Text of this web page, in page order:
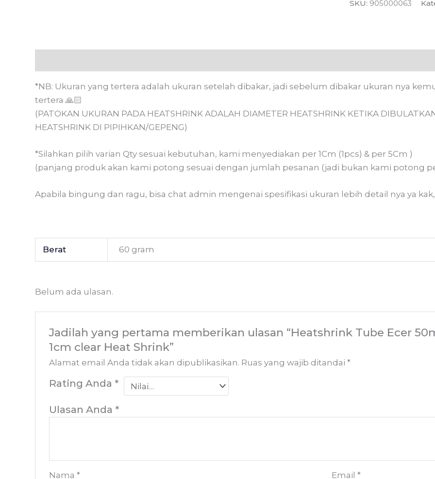
SKU: 905000063
*NB: Ukuran yang tertera adalah ukuran setelah dibakar, jadi sebelum dibakar ukuran nya
tertera 🙏🏻
(PATOKAN UKURAN PADA HEATSHRINK ADALAH DIAMETER HEATSHRINK KETIKA
HEATSHRINK DI PIPIHKAN/GEPENG)
*Silahkan pilih varian Qty sesuai kebutuhan, kami menyediakan per 1Cm (1pcs) & per 5Cm )
(panjang produk akan kami potong sesuai dengan jumlah pesanan (jadi bukan kami potong
Apabila bingung dan ragu, bisa chat admin mengenai spesifikasi ukuran lebih detail nya ya
Berat 60 gram
Belum ada ulasan.
Jadilah yang pertama memberikan ulasan “Heatshrink Tube Ecer
1cm clear Heat Shrink”
Alamat email Anda tidak akan dipublikasikan. Ruas yang wajib ditandai*
Rating Anda *
Ulasan Anda *
Nama* Email*